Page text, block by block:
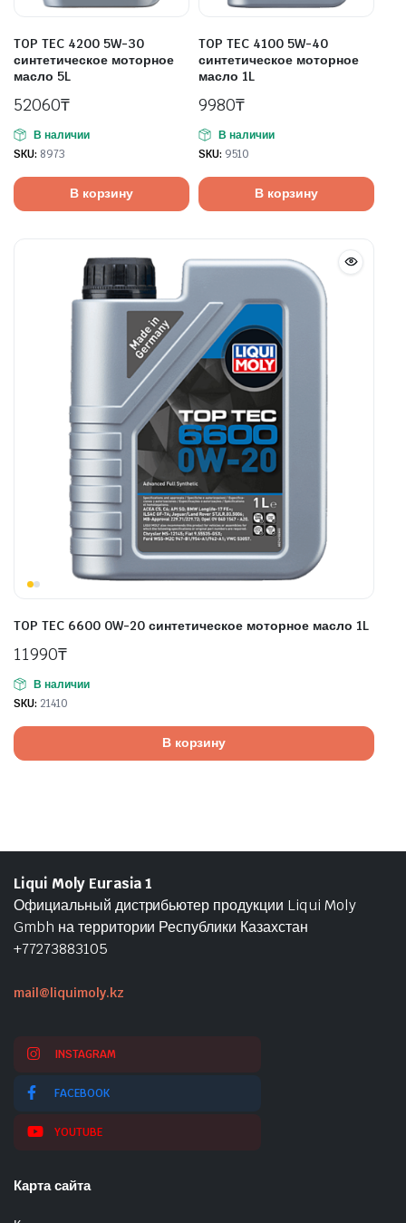
TOP TEC 4200 5W-30
синтетическое моторное
масло 5L
52060₸
В наличии
SKU: 8973
В корзину
TOP TEC 4100 5W-40
синтетическое моторное
масло 1L
9980₸
В наличии
SKU: 9510
В корзину
TOP TEC 6600 0W-20 синтетическое моторное масло 1L
11990₸
В наличии
SKU: 21410
В корзину
Liqui Moly Eurasia 1
Официальный дистрибьютер продукции Liqui Moly
Gmbh на территории Республики Казахстан
+77273883105
mail@liquimoly.kz
INSTAGRAM
FACEBOOK
YOUTUBE
Карта сайта